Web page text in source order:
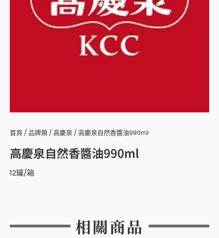
首頁 / 品牌類 /高慶泉 / 高慶泉自然香醬油990ml
高慶泉自然香醬油990ml
12罐/箱
相關商品